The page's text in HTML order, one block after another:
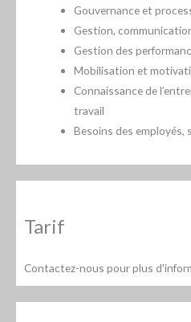
Gouvernance et
Gestion,
Gestion des
Mobilisation et
Connaissance de
travail
Besoins des employés,
Tarif
Contactez-nous pour plus